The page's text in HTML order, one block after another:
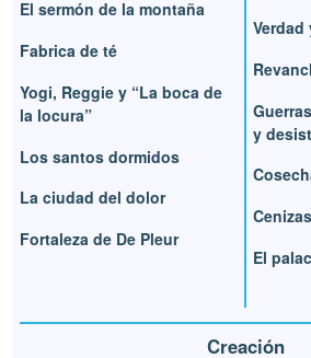
El sermón de la montaña
Fabrica de té
Yogi, Reggie y “La boca de
la locura”
Los santos dormidos
La ciudad del dolor
Fortaleza de De Pleur
y
El
Creación